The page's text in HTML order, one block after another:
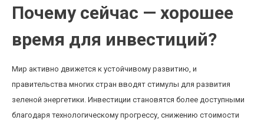
Почему сейчас — хорошее
время для инвестиций?
Мир активно движется к устойчивому развитию, и
правительства многих стран вводят стимулы для развития
зеленой энергетики. Инвестиции становятся более доступными
благодаря технологическому прогрессу, снижению стоимости